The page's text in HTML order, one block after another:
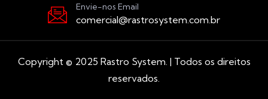
Envie-nos Email
comercial@rastrosystem.com.br
Copyright © 2025 Rastro System. | Todos os direitos
reservados.